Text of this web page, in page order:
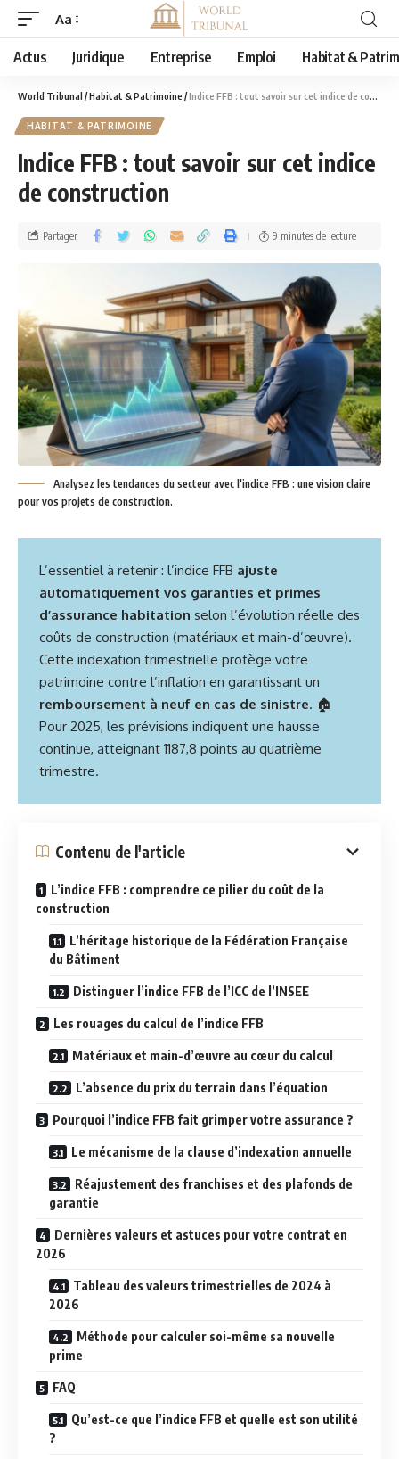
Aa
Actus Juridique Entreprise Emploi Habitat &
World Tribunal /Habitat & Patrimoine /Indice FFB : tout savoir sur cet indice de construction
HABITAT & PATRIMOINE
Indice FFB : tout savoir sur cet indice
de construction
Partager 9 minutes de lecture
Analysez les tendances du secteur avec l'indice FFB : une vision claire
pour vos projets de construction.
L’essentiel à retenir : l’indice FFB ajuste
automatiquement vos garanties et primes
d’assurance habitation selon l’évolution réelle des
coûts de construction (matériaux et main-d’œuvre).
Cette indexation trimestrielle protège votre
patrimoine contre l’inflation en garantissant un
remboursement à neuf en cas de sinistre. 🏠
Pour 2025, les prévisions indiquent une hausse
continue, atteignant 1187,8 points au quatrième
trimestre.
Contenu de l'article
L’indice FFB : comprendre ce pilier du coût de la
construction
L’héritage historique de la Fédération Française
du Bâtiment
Distinguer l’indice FFB de l’ICC de l’INSEE
Les rouages du calcul de l’indice FFB
Matériaux et main-d’œuvre au cœur du calcul
L’absence du prix du terrain dans l’équation
Pourquoi l’indice FFB fait grimper votre assurance ?
Le mécanisme de la clause d’indexation annuelle
Réajustement des franchises et des plafonds de
garantie
Dernières valeurs et astuces pour votre contrat en
2026
Tableau des valeurs trimestrielles de 2024 à
2026
Méthode pour calculer soi-même sa nouvelle
prime
FAQ
Qu’est-ce que l’indice FFB et quelle est son utilité
?